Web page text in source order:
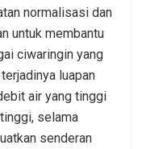
normalisasi dan
untuk membantu
ciwaringin yang
luapan
air yang tinggi
selama
senderan